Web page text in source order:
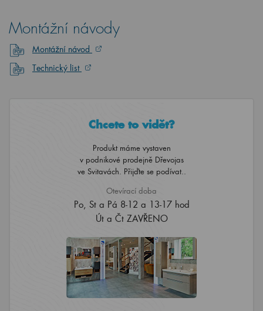
Montážní návody
Montážní návod
Technický list
Chcete to vidět?
Produkt máme vystaven
v podnikové prodejně Dřevojas
ve Svitavách. Přijďte se podívat..
Otevírací doba
Po, St a Pá 8-12 a 13-17 hod
Út a Čt ZAVŘENO